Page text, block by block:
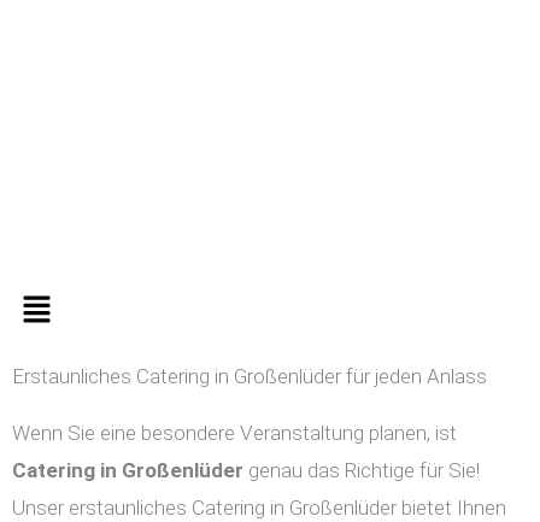
Menü
Erstaunliches Catering in Großenlüder für jeden Anlass
Wenn Sie eine besondere Veranstaltung planen, ist
Catering in Großenlüder genau das Richtige für Sie!
Unser erstaunliches Catering in Großenlüder bietet Ihnen